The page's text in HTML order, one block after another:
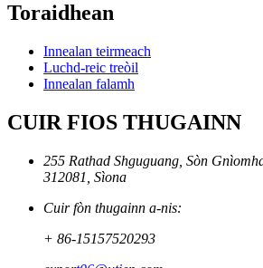
Toraidhean
Innealan teirmeach
Luchd-reic treòil
Innealan falamh
CUIR FIOS THUGAINN
255 Rathad Shguguang, Sòn
312081, Sìona
Cuir fòn thugainn a-nis:
+ 86-15157520293